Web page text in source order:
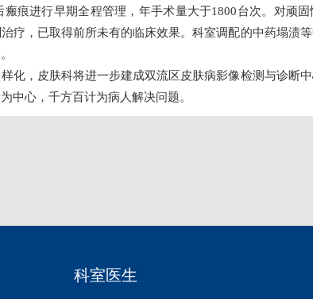
痕进行早期全程管理，年手术量大于1800台次。对顽
疗，已取得前所未有的临床效果。科室调配的中药塌渍
化，皮肤科将进一步建成双流区皮肤病影像检测与诊断
中心，千方百计为病人解决问题。
科室医生